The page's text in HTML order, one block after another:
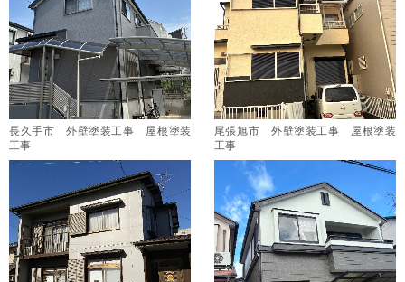
長久手市 外壁塗装工事 屋根塗装
工事
尾張旭市 外壁塗装工事 屋根塗装
工事